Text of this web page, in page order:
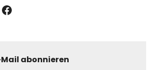
abonnieren